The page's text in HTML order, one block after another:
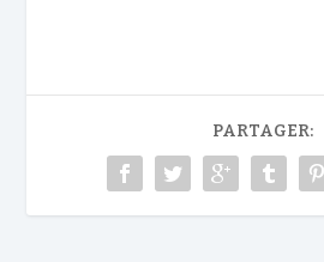
PARTAGER: